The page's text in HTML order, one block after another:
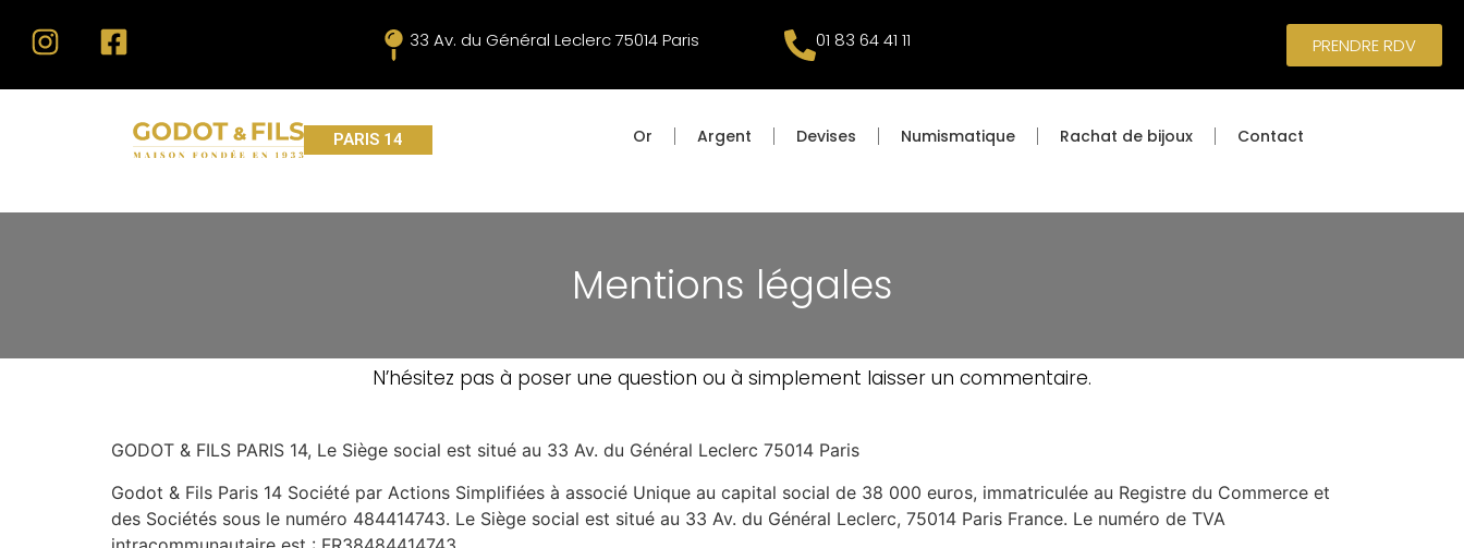
33 Av. du Général Leclerc 75014 Paris 01 83 64 41 11 PRENDRE RDV
PARIS 14 Or Argent Devises Numismatique Rachat de bijoux Contact
Mentions légales
N’hésitez pas à poser une question ou à simplement laisser un commentaire.
GODOT & FILS PARIS 14, Le Siège social est situé au 33 Av. du Général Leclerc 75014 Paris
Godot & Fils Paris 14 Société par Actions Simplifiées à associé Unique au capital social de 38 000 euros, immatriculée au Registre du Commerce et
des Sociétés sous le numéro 484414743. Le Siège social est situé au 33 Av. du Général Leclerc, 75014 Paris France. Le numéro de TVA